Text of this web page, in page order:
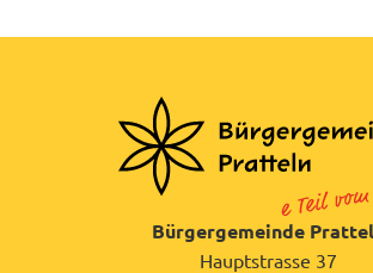
Bürgergemeinde
Hauptstrasse 37